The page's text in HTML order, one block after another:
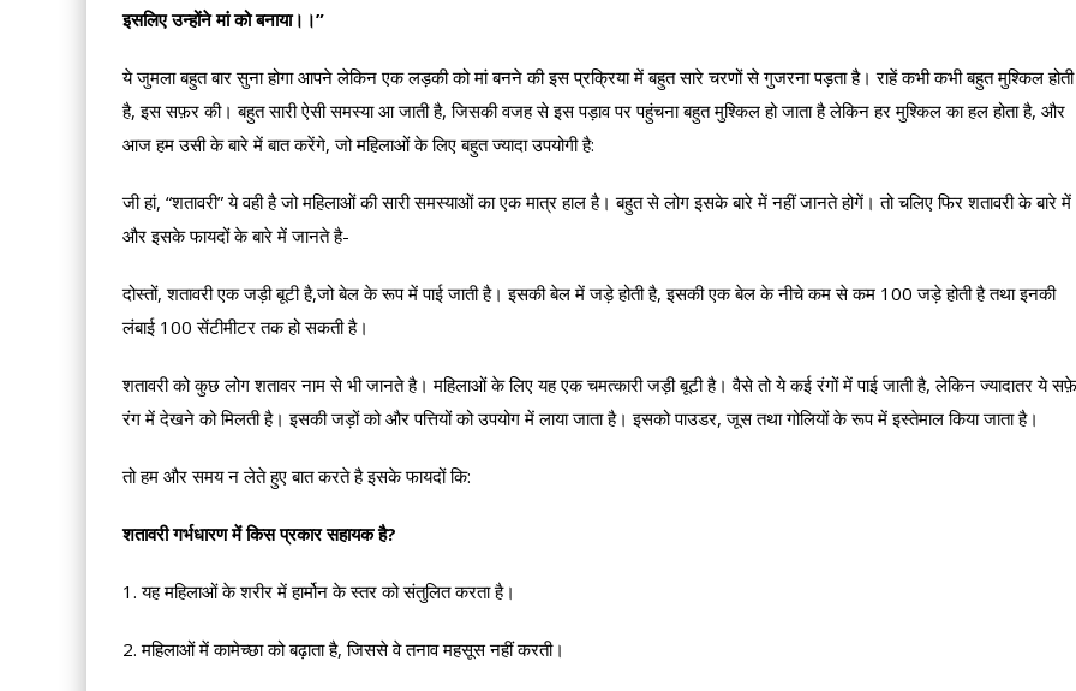
इसलिए उन्होंने मां को बनाया।।”
ये जुमला बहुत बार सुना होगा आपने लेकिन एक लड़की को मां बनने की इस प्रक्रिया में बहुत सारे चरणों से गुजरना पड़ता है। राहें कभी कभी बहुत मुश्किल होती
है, इस सफ़र की। बहुत सारी ऐसी समस्या आ जाती है, जिसकी वजह से इस पड़ाव पर पहुंचना बहुत मुश्किल हो जाता है लेकिन हर मुश्किल का हल होता है, और
आज हम उसी के बारे में बात करेंगे, जो महिलाओं के लिए बहुत ज्यादा उपयोगी है:
जी हां, “शतावरी” ये वही है जो महिलाओं की सारी समस्याओं का एक मात्र हाल है। बहुत से लोग इसके बारे में नहीं जानते होगें। तो चलिए फिर शतावरी के बारे में
और इसके फायदों के बारे में जानते है-
दोस्तों, शतावरी एक जड़ी बूटी है,जो बेल के रूप में पाई जाती है। इसकी बेल में जड़े होती है, इसकी एक बेल के नीचे कम से कम 100 जड़े होती है तथा इनकी
लंबाई 100 सेंटीमीटर तक हो सकती है।
शतावरी को कुछ लोग शतावर नाम से भी जानते है। महिलाओं के लिए यह एक चमत्कारी जड़ी बूटी है। वैसे तो ये कई रंगों में पाई जाती है, लेकिन ज्यादातर ये
रंग में देखने को मिलती है। इसकी जड़ों को और पत्तियों को उपयोग में लाया जाता है। इसको पाउडर, जूस तथा गोलियों के रूप में इस्तेमाल किया जाता है।
तो हम और समय न लेते हुए बात करते है इसके फायदों कि:
शतावरी गर्भधारण में किस प्रकार सहायक है?
1. यह महिलाओं के शरीर में हार्मोन के स्तर को संतुलित करता है।
2. महिलाओं में कामेच्छा को बढ़ाता है, जिससे वे तनाव महसूस नहीं करती।